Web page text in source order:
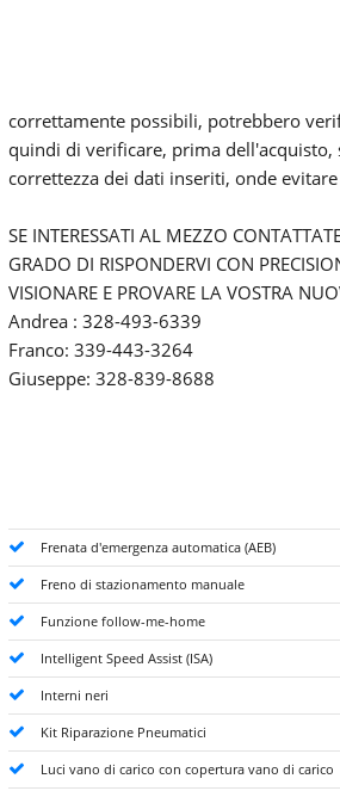
correttamente possibili, potrebbero
quindi di verificare, prima
correttezza dei dati inseriti, onde
SE INTERESSATI AL MEZZO
GRADO DI RISPONDERVI CON
VISIONARE E PROVARE LA VOSTRA
Andrea : 328-493-6339
Franco: 339-443-3264
Giuseppe: 328-839-8688
Frenata d'emergenza automatica (AEB)
Freno di stazionamento manuale
Funzione follow-me-home
Intelligent Speed Assist (ISA)
Interni neri
Kit Riparazione Pneumatici
Luci vano di carico con copertura vano di carico